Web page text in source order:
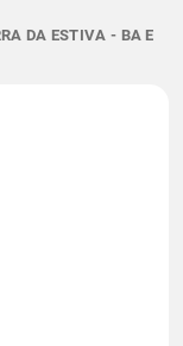
DA ESTIVA - BA E